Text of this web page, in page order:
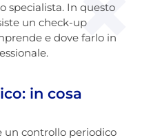
specialista. In questo
un check-up
e dove farlo in
in cosa
un controllo periodico